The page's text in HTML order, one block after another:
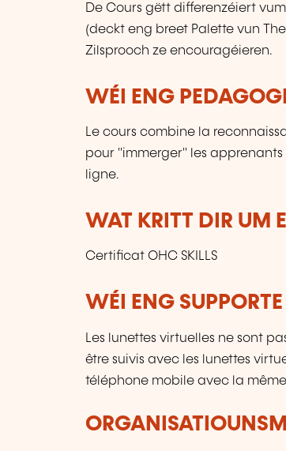
De Cours gëtt differenzéiert
(deckt eng breet Palette vun
Zilsprooch ze encouragéieren.
WÉI ENG
Le cours combine la
pour "immerger" les
ligne.
WAT KRITT DIR UM
Certificat OHC SKILLS
WÉI ENG
Les lunettes virtuelles ne sont
être suivis avec les lunettes
téléphone mobile avec la